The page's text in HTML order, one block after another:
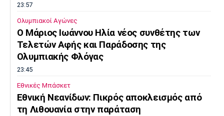
23:57
Ολυμπιακοί Αγώνες
O Μάριος Ιωάννου Ηλία νέος συνθέτης των
Τελετών Αφής και Παράδοσης της
Ολυμπιακής Φλόγας
23:45
Εθνικές Μπάσκετ
Εθνική Νεανίδων: Πικρός αποκλεισμός από
τη Λιθουανία στην παράταση